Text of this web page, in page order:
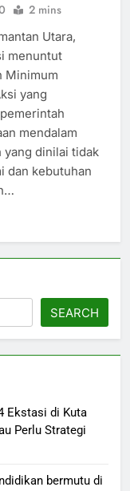
2 mins
Utara,
menuntut
Minimum
yang
mendalam
yang dinilai tidak
dan kebutuhan
SEARCH
Ekstasi di Kuta
Perlu Strategi
bermutu di